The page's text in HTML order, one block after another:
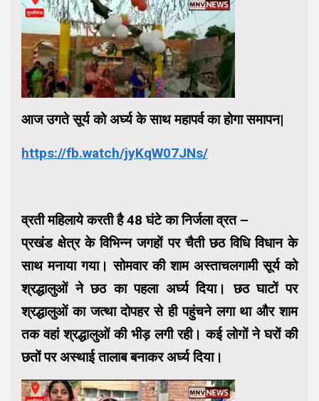
आज उगते सूर्य को अर्घ्य के साथ महापर्व का होगा समापन|
https://fb.watch/jyKqW07JNs/
व्रती महिलाये करती है 48 घंटे का निर्जला व्रत –
प्रखंड क्षेत्र के विभिन्न जगहों पर चैती छठ विधि विधान के
साथ मनाया गया। सोमवार की शाम अस्ताचलगामी सूर्य को
श्रद्धालुओं ने छठ का पहला अर्घ्य दिया। छठ घाटों पर
श्रद्धालुओं का जत्था दोपहर से ही पहुंचने लगा था और शाम
तक वहां श्रद्धालुओं की भीड़ लगी रही। कई लोगों ने घरों की
छतों पर अस्थाई तालाब बनाकर अर्घ्य दिया।